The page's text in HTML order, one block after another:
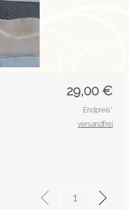
29,00 €
Endpreis*
versandfrei